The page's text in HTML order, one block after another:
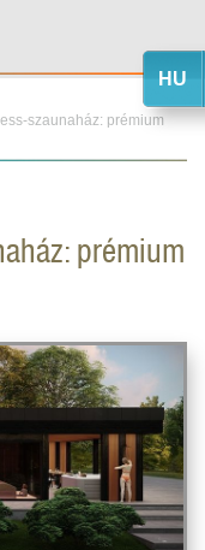
szaunaház: prémium
prémium
HU